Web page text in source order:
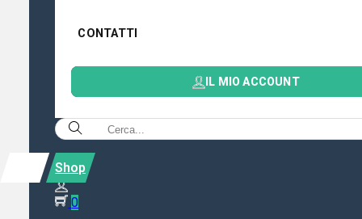
CONTATTI
IL MIO ACCOUNT
Shop
0